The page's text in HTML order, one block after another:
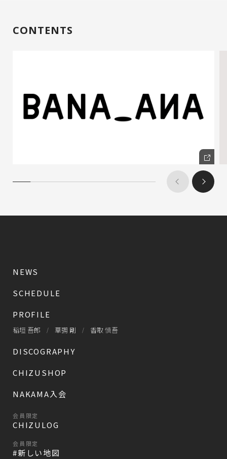
CONTENTS
NEWS
SCHEDULE
PROFILE
稲垣 吾郎 草彅 剛 香取 慎吾
DISCOGRAPHY
CHIZUSHOP
NAKAMA入会
会員限定
CHIZULOG
会員限定
#新しい地図